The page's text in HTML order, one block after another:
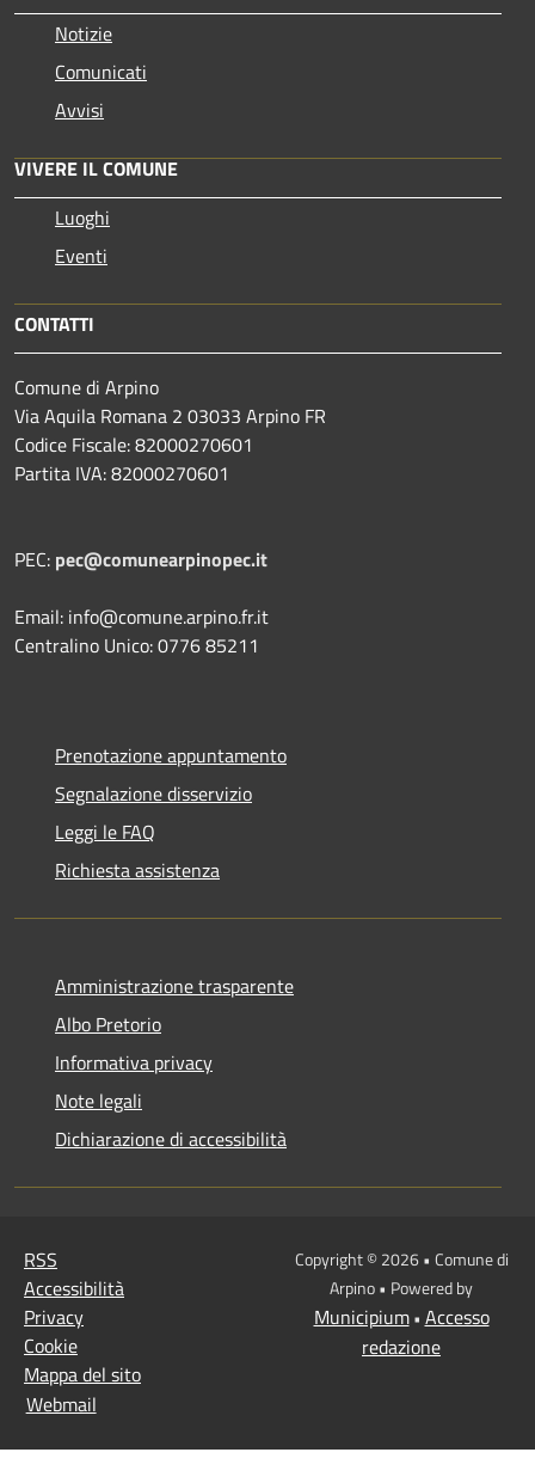
Notizie
Comunicati
Avvisi
VIVERE IL COMUNE
Luoghi
Eventi
CONTATTI
Comune di Arpino
Via Aquila Romana 2 03033 Arpino FR
Codice Fiscale: 82000270601
Partita IVA: 82000270601
PEC: pec@comunearpinopec.it
Email: info@comune.arpino.fr.it
Centralino Unico: 0776 85211
Prenotazione appuntamento
Segnalazione disservizio
Leggi le FAQ
Richiesta assistenza
Amministrazione trasparente
Albo Pretorio
Informativa privacy
Note legali
Dichiarazione di accessibilità
RSS
Accessibilità
Privacy
Cookie
Mappa del sito
Webmail
Copyright © 2026 • Comune di
Arpino • Powered by
Municipium• Accesso
redazione